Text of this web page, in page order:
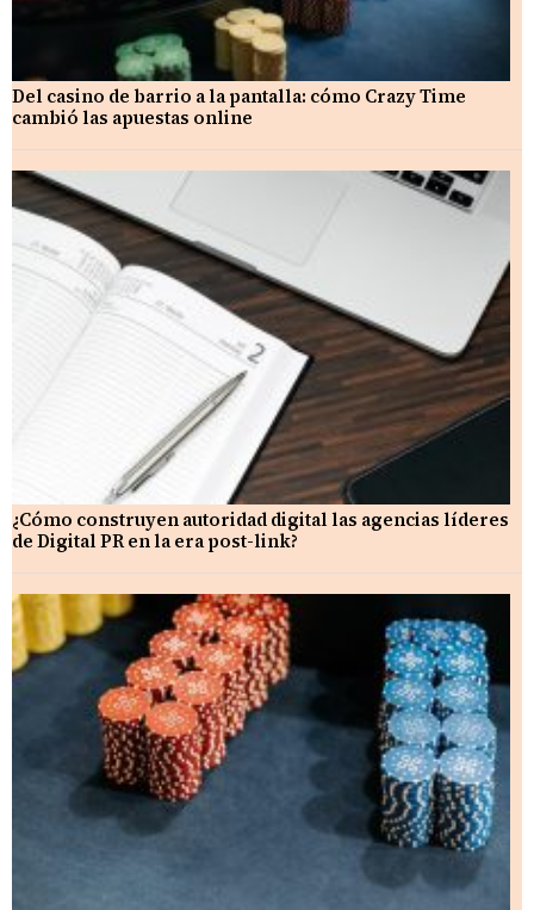
Del casino de barrio a la pantalla: cómo Crazy Time
cambió las apuestas online
¿Cómo construyen autoridad digital las agencias líderes
de Digital PR en la era post-link?